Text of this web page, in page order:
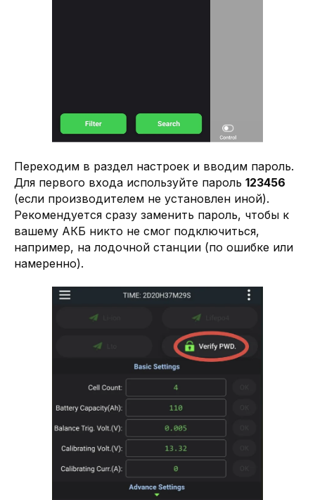
Переходим в раздел настроек и вводим пароль.
Для первого входа используйте пароль 123456
(если производителем не установлен иной).
Рекомендуется сразу заменить пароль, чтобы к
вашему АКБ никто не смог подключиться,
например, на лодочной станции (по ошибке или
намеренно).